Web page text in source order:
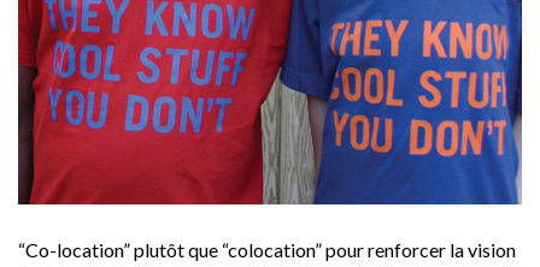
“Co-location” plutôt que “colocation” pour renforcer la vision